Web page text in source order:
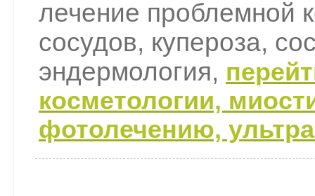
лечение проблемной
сосудов, купероза,
эндермология,
косметологии,
фотолечению,